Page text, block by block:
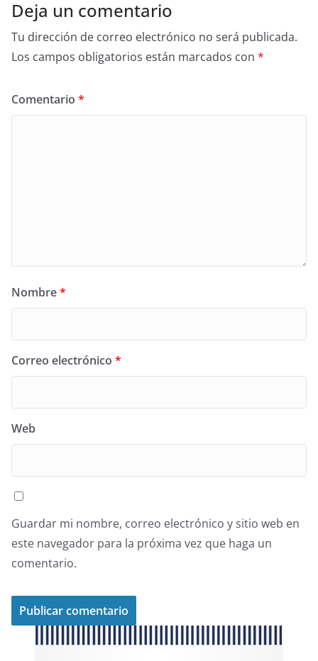
Deja un comentario
Tu dirección de correo electrónico no será publicada.
Los campos obligatorios están marcados con *
Comentario *
Nombre*
Correo electrónico *
Web
Guardar mi nombre, correo electrónico y sitio web en
este navegador para la próxima vez que haga un
comentario.